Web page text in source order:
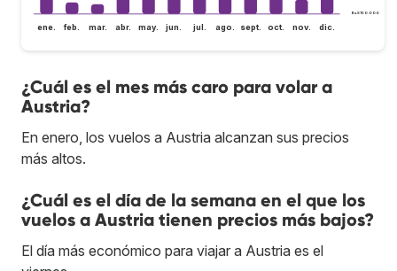
Bs.S150.000
ene. feb. mar. abr. may. jun. jul. ago. sept. oct. nov. dic.
¿Cuál es el mes más caro para volar a
Austria?
En enero, los vuelos a Austria alcanzan sus precios
más altos.
¿Cuál es el día de la semana en el que los
vuelos a Austria tienen precios más bajos?
El día más económico para viajar a Austria es el